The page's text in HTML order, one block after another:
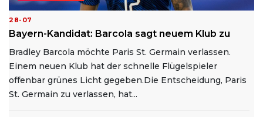
28-07
Bayern-Kandidat: Barcola sagt neuem Klub zu
Bradley Barcola möchte Paris St. Germain verlassen.
Einem neuen Klub hat der schnelle Flügelspieler
offenbar grünes Licht gegeben.Die Entscheidung, Paris
St. Germain zu verlassen, hat...